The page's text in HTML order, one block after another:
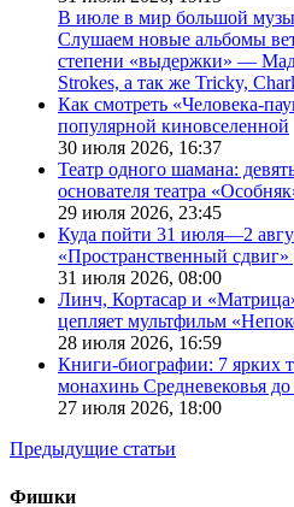
В июле в мир большой
Слушаем новые альбомы
степени «выдержки» —
Strokes, а так же Tricky,
Как смотреть «Человека-
популярной киновселенной
30 июля 2026, 16:37
Театр одного шамана:
основателя театра
29 июля 2026, 23:45
Куда пойти 31 июля—2
«Пространственный
31 июля 2026, 08:00
Линч, Кортасар и
цепляет мультфильм
28 июля 2026, 16:59
Книги-биографии: 7 ярких
монахинь Средневековья
27 июля 2026, 18:00
Предыдущие статьи
Фишки